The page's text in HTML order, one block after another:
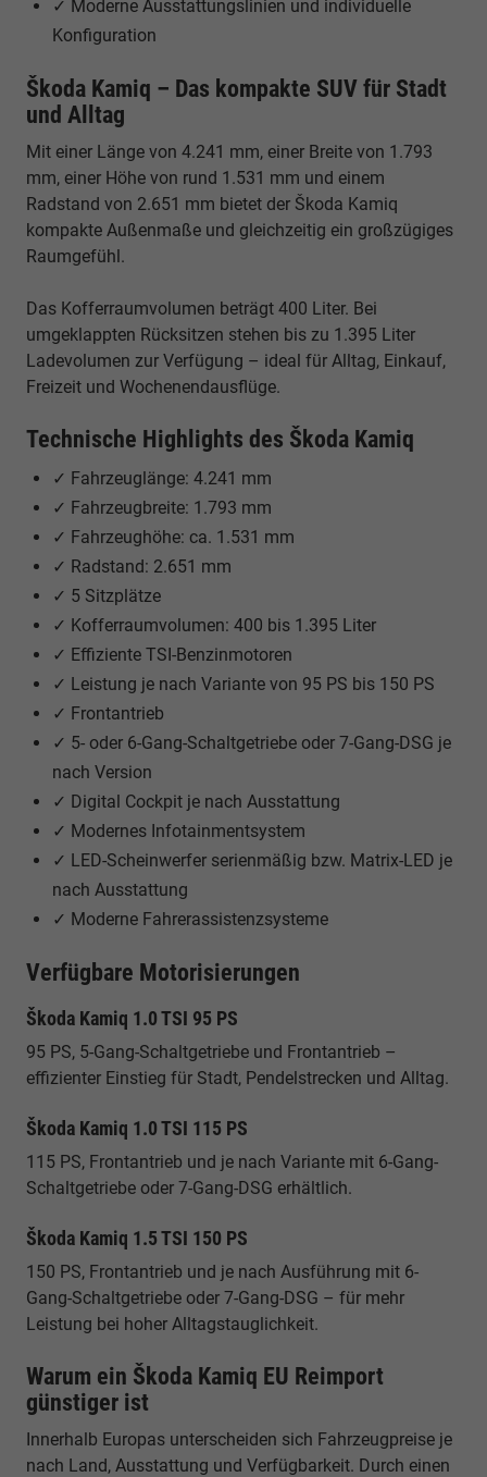
✓ Moderne Ausstattungslinien und individuelle
Konfiguration
Škoda Kamiq – Das kompakte SUV für Stadt
und Alltag
Mit einer Länge von 4.241 mm, einer Breite von 1.793
mm, einer Höhe von rund 1.531 mm und einem
Radstand von 2.651 mm bietet der Škoda Kamiq
kompakte Außenmaße und gleichzeitig ein großzügiges
Raumgefühl.
Das Kofferraumvolumen beträgt 400 Liter. Bei
umgeklappten Rücksitzen stehen bis zu 1.395 Liter
Ladevolumen zur Verfügung – ideal für Alltag, Einkauf,
Freizeit und Wochenendausflüge.
Technische Highlights des Škoda Kamiq
✓ Fahrzeuglänge: 4.241 mm
✓ Fahrzeugbreite: 1.793 mm
✓ Fahrzeughöhe: ca. 1.531 mm
✓ Radstand: 2.651 mm
✓ 5 Sitzplätze
✓ Kofferraumvolumen: 400 bis 1.395 Liter
✓ Effiziente TSI-Benzinmotoren
✓ Leistung je nach Variante von 95 PS bis 150 PS
✓ Frontantrieb
✓ 5- oder 6-Gang-Schaltgetriebe oder 7-Gang-DSG je
nach Version
✓ Digital Cockpit je nach Ausstattung
✓ Modernes Infotainmentsystem
✓ LED-Scheinwerfer serienmäßig bzw. Matrix-LED je
nach Ausstattung
✓ Moderne Fahrerassistenzsysteme
Verfügbare Motorisierungen
Škoda Kamiq 1.0 TSI 95 PS
95 PS, 5-Gang-Schaltgetriebe und Frontantrieb –
effizienter Einstieg für Stadt, Pendelstrecken und Alltag.
Škoda Kamiq 1.0 TSI 115 PS
115 PS, Frontantrieb und je nach Variante mit 6-Gang-
Schaltgetriebe oder 7-Gang-DSG erhältlich.
Škoda Kamiq 1.5 TSI 150 PS
150 PS, Frontantrieb und je nach Ausführung mit 6-
Gang-Schaltgetriebe oder 7-Gang-DSG – für mehr
Leistung bei hoher Alltagstauglichkeit.
Warum ein Škoda Kamiq EU Reimport
günstiger ist
Innerhalb Europas unterscheiden sich Fahrzeugpreise je
nach Land, Ausstattung und Verfügbarkeit. Durch einen